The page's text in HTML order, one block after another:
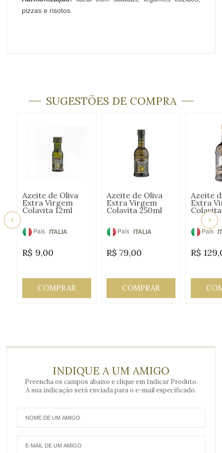
pizzas e risotos.
SUGESTÕES DE COMPRA
Azeite de Oliva
Extra Virgem
Colavita 12ml
País
Origem:
ITALIA
R$ 9,00
COMPRAR
Azeite de Oliva
Extra Virgem
Colavita 250ml
País
Origem:
ITALIA
R$ 79,00
COMPRAR
Azeite
Extra
País
R$
INDIQUE A UM AMIGO
Preencha os campos abaixo e clique em Indicar Produto.
A sua indicação será enviada para o e-mail especificado.